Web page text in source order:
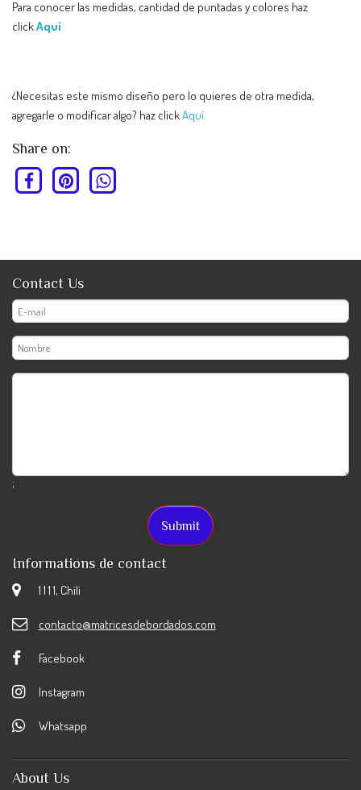
Para conocer las medidas, cantidad de puntadas y colores haz
clickAquí
¿Necesitas este mismo diseño pero lo quieres de otra medida,
agregarle o modificar algo? haz clickAquí
Share on:
Contact Us
;
Informations de contact
1 1 1 1, Chili
contacto@matricesdebordados.com
Facebook
Instagram
Whatsapp
About Us